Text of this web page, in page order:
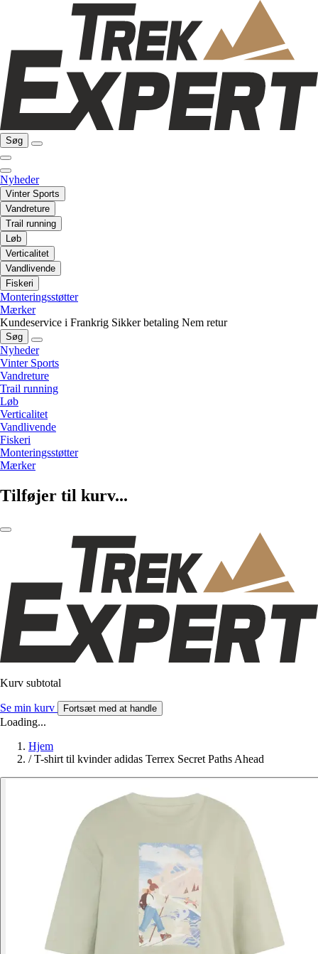
Søg
Nyheder
Vinter Sports
Vandreture
Trail running
Løb
Verticalitet
Vandlivende
Fiskeri
Monteringsstøtter
Mærker
Kundeservice i Frankrig Sikker betaling Nem retur
Søg
Nyheder
Vinter Sports
Vandreture
Trail running
Løb
Verticalitet
Vandlivende
Fiskeri
Monteringsstøtter
Mærker
Tilføjer til kurv...
Kurv subtotal
Se min kurv Fortsæt med at handle
Loading...
Hjem
/ T-shirt til kvinder adidas Terrex Secret Paths Ahead